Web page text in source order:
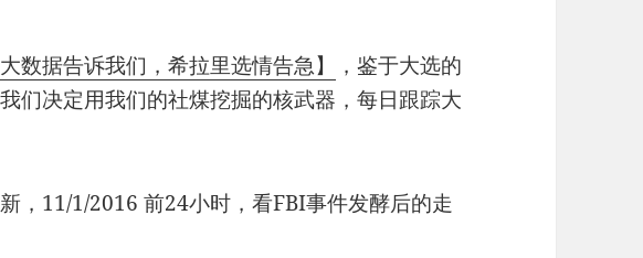
数据告诉我们，希拉里选情告急】
，鉴于大选的
们决定用我们的社煤挖掘的核武器，每日跟踪大
，11/1/2016 前24小时，看FBI事件发酵后的走